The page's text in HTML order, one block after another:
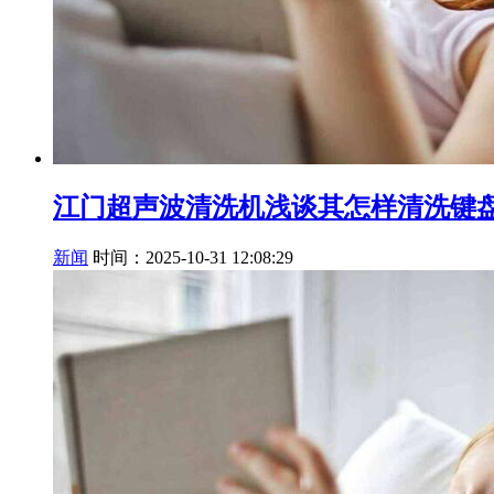
江门超声波清洗机浅谈其怎样清洗键
新闻 时间：2025-10-31 12:08:29